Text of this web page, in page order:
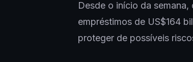
Desde o início da
empréstimos de US$164
proteger de possíveis